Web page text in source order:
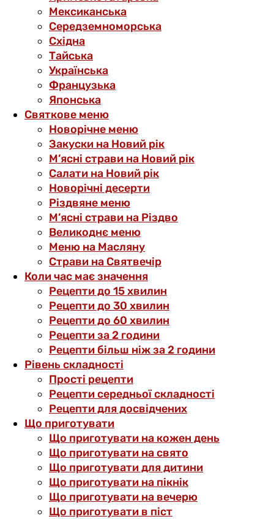
Мексиканська
Середземноморська
Східна
Тайська
Українська
Французька
Японська
Святкове меню
Новорічне меню
Закуски на Новий рік
М’ясні страви на Новий рік
Салати на Новий рік
Новорічні десерти
Різдвяне меню
М’ясні страви на Різдво
Великоднє меню
Меню на Масляну
Страви на Святвечір
Коли час має значення
Рецепти до 15 хвилин
Рецепти до 30 хвилин
Рецепти до 60 хвилин
Рецепти за 2 години
Рецепти більш ніж за 2 години
Рівень складності
Прості рецепти
Рецепти середньої складності
Рецепти для досвідчених
Що приготувати
Що приготувати на кожен день
Що приготувати на свято
Що приготувати для дитини
Що приготувати на пікнік
Що приготувати на вечерю
Що приготувати в піст